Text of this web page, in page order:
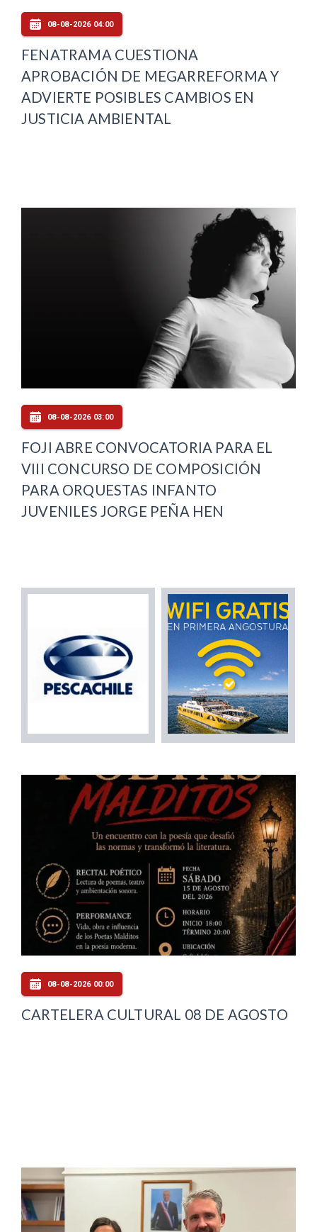
08-08-2026 04:00
FENATRAMA CUESTIONA
APROBACIÓN DE MEGARREFORMA Y
ADVIERTE POSIBLES CAMBIOS EN
JUSTICIA AMBIENTAL
08-08-2026 03:00
FOJI ABRE CONVOCATORIA PARA EL
VIII CONCURSO DE COMPOSICIÓN
PARA ORQUESTAS INFANTO
JUVENILES JORGE PEÑA HEN
08-08-2026 00:00
CARTELERA CULTURAL 08 DE AGOSTO